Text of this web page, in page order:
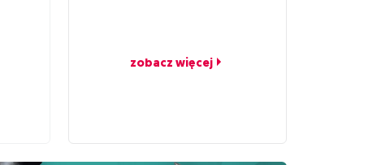
zobacz więcej